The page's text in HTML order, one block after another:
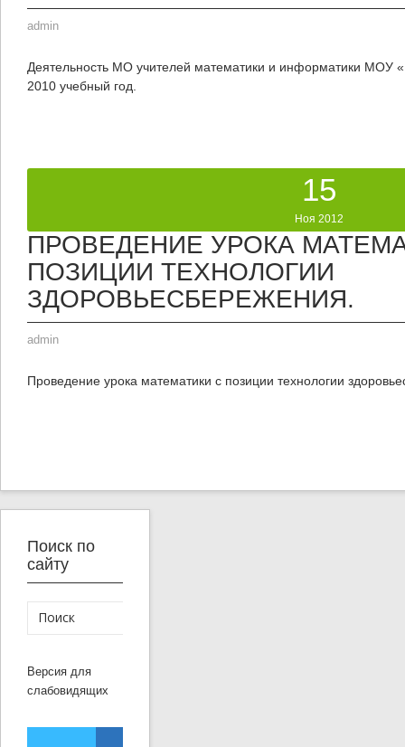
admin
Деятельность МО учителей математики и информатики МОУ
2010 учебный год.
15
Ноя 2012
ПРОВЕДЕНИЕ УРОКА
ПОЗИЦИИ ТЕХНОЛОГИИ
ЗДОРОВЬЕСБЕРЕЖЕНИЯ.
admin
Проведение урока математики с позиции технологии
Поиск по
сайту
Версия для
слабовидящих